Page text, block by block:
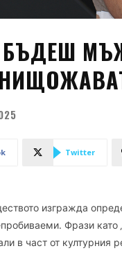
Twitter
изгражда
Фрази като
в част от културния